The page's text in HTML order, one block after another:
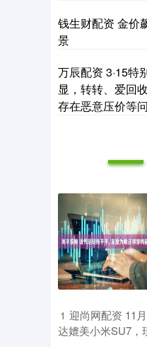
钱生财配资 金价
景
万辰配资 3·15特
显，转转、爱回
存在恶意压价等
1 迎尚网配资 11
达媲美小米SU7，